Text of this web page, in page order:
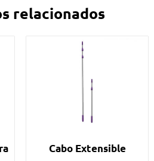
relacionados
Cabo Extensible